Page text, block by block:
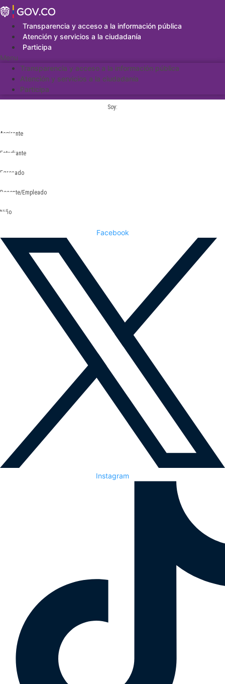
Saltar
al
contenidoTransparencia y acceso a la información pública
Atención y servicios a la ciudadanía
Participa
Menu
Transparencia y acceso a la información pública
Atención y servicios a la ciudadanía
Participa
Soy:
Aspirante
Estudiante
Egresado
Docente/Empleado
Niño
Facebook
Instagram